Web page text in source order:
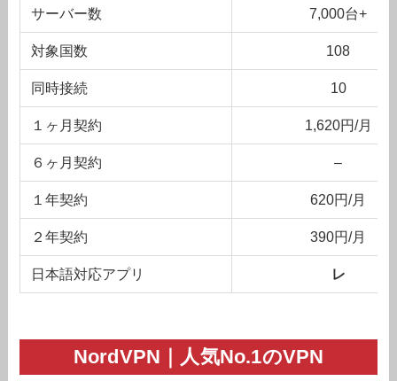
サーバー数 7,000台+
対象国数 108
同時接続 10
１ヶ月契約 1,620円/月
６ヶ月契約 –
１年契約 620円/月
２年契約 390円/月
日本語対応アプリ レ
NordVPN｜人気No.1のVPN